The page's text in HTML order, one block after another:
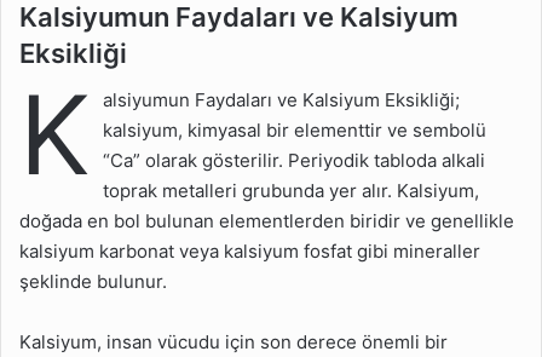
Kalsiyumun Faydaları ve
Kalsiyum Eksikliği
Kalsiyum Eksikliğinin
Önemli Belirtileri
Kalsiyum Hangi
Besinlerde Bulunur?
Nelerdir?
Kalsiyumun Faydaları ve Kalsiyum
Eksikliği
K
alsiyumun Faydaları ve Kalsiyum Eksikliği;
kalsiyum, kimyasal bir elementtir ve sembolü
“Ca” olarak gösterilir. Periyodik tabloda alkali
toprak metalleri grubunda yer alır. Kalsiyum,
doğada en bol bulunan elementlerden biridir ve genellikle
kalsiyum karbonat veya kalsiyum fosfat gibi mineraller
şeklinde bulunur.
Kalsiyum, insan vücudu için son derece önemli bir